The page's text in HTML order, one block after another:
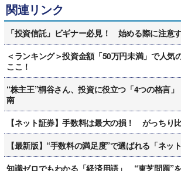
関連リンク
「投資信託」ビギナー必見！ 始める際に注意
＜ランキング＞投資金額「50万円未満」で人気
ここ！
“株主王”桐谷さん、投資に役立つ「4つの格言
南
【ネット証券】手数料は最大の損！ がっちり
【最新版】“手数料の満足度”で選ばれる「ネッ
知識ゼロでもわかる「経済用語」 “東芝問題”